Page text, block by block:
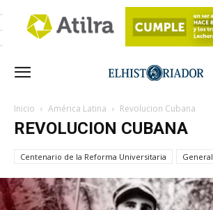
Inicio América Latina Revolucion Cubana
REVOLUCION CUBANA
Centenario de la Reforma Universitaria General